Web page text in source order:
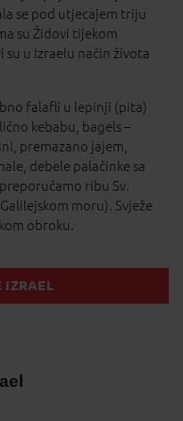
se pod utjecajem triju
su Židovi tijekom
u Izraelu način života
falafli u lepinji (pita)
kebabu, bagels –
premazano jajem,
debele palačinke sa
ribu Sv.
moru). Svježe
obroku.
IZRAEL